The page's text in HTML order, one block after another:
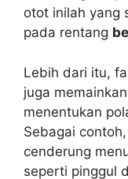
otot inilah yang
pada rentang
Lebih dari itu,
juga
menentukan
Sebagai
cenderung
seperti pinggul